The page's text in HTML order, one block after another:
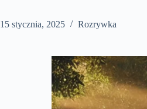
15 stycznia, 2025 Rozrywka